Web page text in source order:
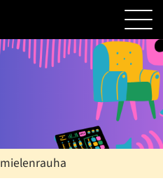
mielenrauha